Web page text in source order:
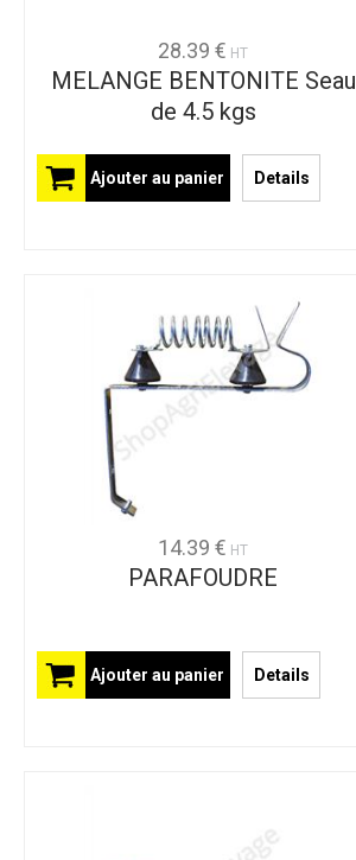
28.39 € HT
MELANGE BENTONITE Seau
de 4.5 kgs
Ajouter au panier Details
14.39 € HT
PARAFOUDRE
Ajouter au panier Details